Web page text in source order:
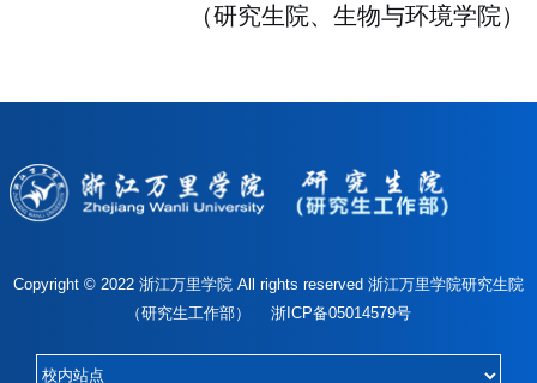
（研究生院、生物与环境学院）
Copyright © 2022 浙江万里学院 All rights reserved 浙江万里学院研究生院
（研究生工作部） 浙ICP备05014579号